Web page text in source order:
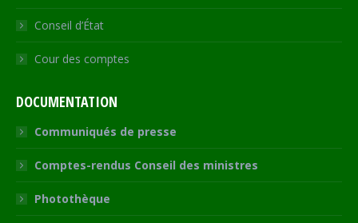
Conseil d’État
Cour des comptes
DOCUMENTATION
Communiqués de presse
Comptes-rendus Conseil des ministres
Photothèque